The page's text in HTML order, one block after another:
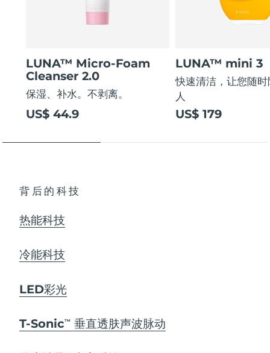
LUNA™ Micro-Foam
Cleanser 2.0
保湿、补水。不剥离。
US$ 44.9
LUNA™ mini 3
快速清洁，让您随
人
US$ 179
背后的科技
热能科技
冷能科技
LED彩光
T-SonicTM 垂直透肤声波脉动